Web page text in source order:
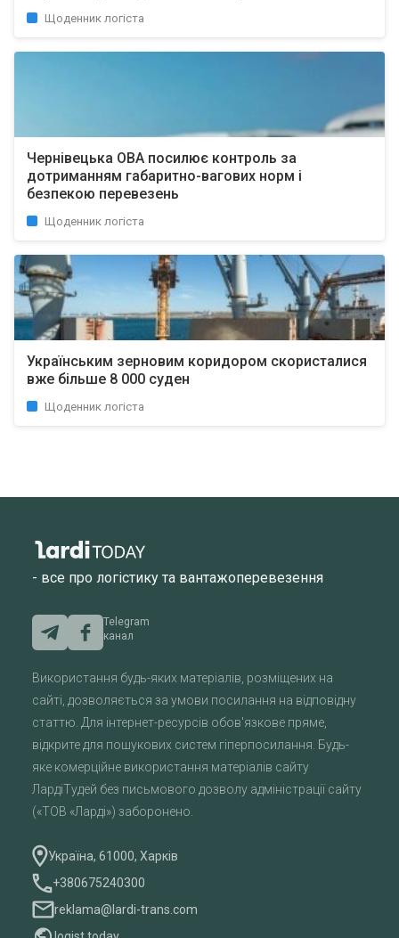
Щоденник логіста
Чернівецька ОВА посилює контроль за
дотриманням габаритно-вагових норм і
безпекою перевезень
Щоденник логіста
Українським зерновим коридором скористалися
вже більше 8 000 суден
Щоденник логіста
- все про логістику та вантажоперевезення
Telegram
канал
Використання будь-яких матеріалів, розміщених на
сайті, дозволяється за умови посилання на відповідну
статтю. Для інтернет-ресурсів обов'язкове пряме,
відкрите для пошукових систем гіперпосилання. Будь-
яке комерційне використання матеріалів сайту
ЛардіТудей без письмового дозволу адміністрації сайту
(«ТОВ «Ларді») заборонено.
Україна, 61000, Харків
+380675240300
reklama@lardi-trans.com